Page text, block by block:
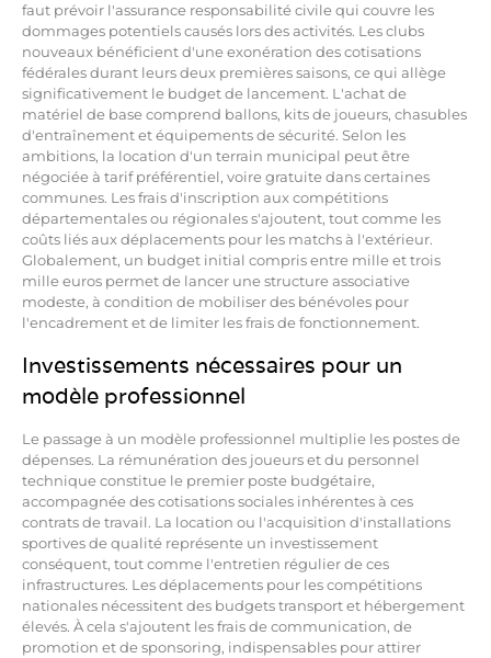
faut prévoir l'assurance responsabilité civile qui couvre les
dommages potentiels causés lors des activités. Les clubs
nouveaux bénéficient d'une exonération des cotisations
fédérales durant leurs deux premières saisons, ce qui allège
significativement le budget de lancement. L'achat de
matériel de base comprend ballons, kits de joueurs, chasubles
d'entraînement et équipements de sécurité. Selon les
ambitions, la location d'un terrain municipal peut être
négociée à tarif préférentiel, voire gratuite dans certaines
communes. Les frais d'inscription aux compétitions
départementales ou régionales s'ajoutent, tout comme les
coûts liés aux déplacements pour les matchs à l'extérieur.
Globalement, un budget initial compris entre mille et trois
mille euros permet de lancer une structure associative
modeste, à condition de mobiliser des bénévoles pour
l'encadrement et de limiter les frais de fonctionnement.
Investissements nécessaires pour un
modèle professionnel
Le passage à un modèle professionnel multiplie les postes de
dépenses. La rémunération des joueurs et du personnel
technique constitue le premier poste budgétaire,
accompagnée des cotisations sociales inhérentes à ces
contrats de travail. La location ou l'acquisition d'installations
sportives de qualité représente un investissement
conséquent, tout comme l'entretien régulier de ces
infrastructures. Les déplacements pour les compétitions
nationales nécessitent des budgets transport et hébergement
élevés. À cela s'ajoutent les frais de communication, de
promotion et de sponsoring, indispensables pour attirer